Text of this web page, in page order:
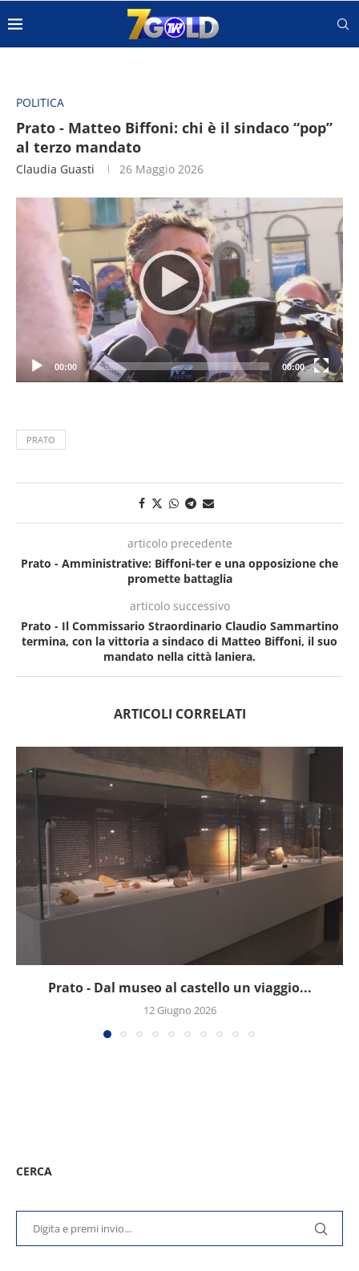
POLITICA
Prato - Matteo Biffoni: chi è il sindaco “pop”
al terzo mandato
Claudia Guasti 26 Maggio 2026
Player
00:00 00:00
PRATO
articolo precedente
Prato - Amministrative: Biffoni-ter e una opposizione che
promette battaglia
articolo successivo
Prato - Il Commissario Straordinario Claudio Sammartino
termina, con la vittoria a sindaco di Matteo Biffoni, il suo
mandato nella città laniera.
ARTICOLI CORRELATI
Prato - Dal museo al castello un viaggio...
12 Giugno 2026
CERCA